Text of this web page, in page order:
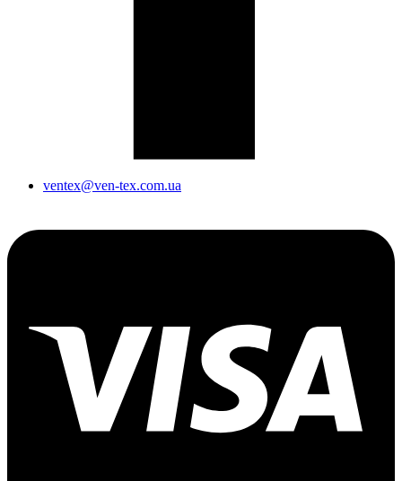
ventex@ven-tex.com.ua